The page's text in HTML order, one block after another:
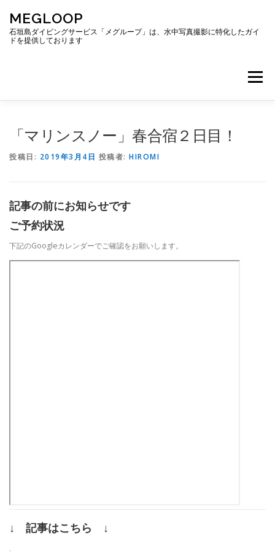
ッ
MEGLOOP
石垣島ダイビングサービス「メグループ」は、水中写真撮影に特化したガイ
ドを提供しております
メニュー
「マリンスノー」春合宿２日目！
投稿日: 2019年3月4日 投稿者: HIROMI
記事の前にお知らせです
ご予約状況
下記のGoogleカレンダーでご確認をお願いします。
↓ 記事はこちら ↓
.